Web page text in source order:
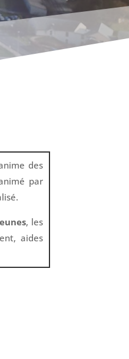
des
par
, les
aides